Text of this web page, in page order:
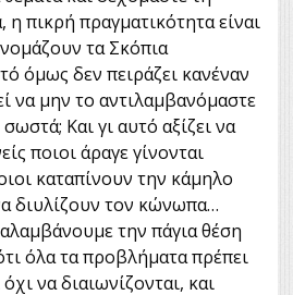
η πικρή πραγματικότητα είναι
τα Σκόπια
όμως δεν πειράζει κανέναν
να μην το αντιλαμβανόμαστε
Και γι αυτό αξίζει να
ποιοι άραγε γίνονται
καταπίνουν την κάμηλο
διυλίζουν τον κώνωπα…
την πάγια θέση
όλα τα προβλήματα πρέπει
να διαιωνίζονται, και